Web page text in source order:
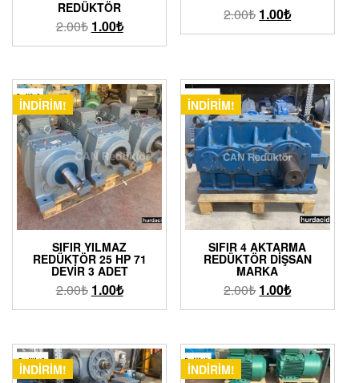
REDÜKTÖR
2.00₺ 1.00₺
2.00₺ 1.00₺
İNDIRIM!
SIFIR YILMAZ
REDÜKTÖR 25 HP 71
DEVIR 3 ADET
2.00₺ 1.00₺
İNDIRIM!
SIFIR 4 AKTARMA
REDÜKTÖR DIŞSAN
MARKA
2.00₺ 1.00₺
İNDIRIM! İNDIRIM!